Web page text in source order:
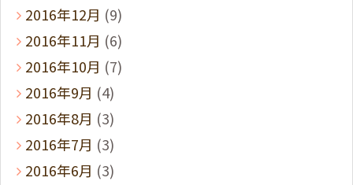
2016年12月 (9)
2016年11月 (6)
2016年10月 (7)
2016年9月 (4)
2016年8月 (3)
2016年7月 (3)
2016年6月 (3)